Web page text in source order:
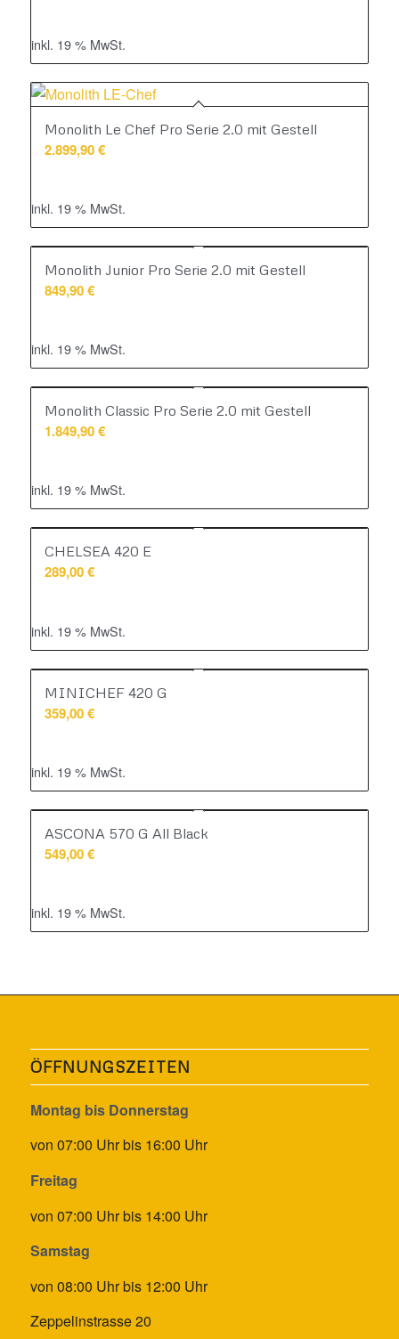
inkl. 19 % MwSt.
Monolith Le Chef Pro Serie 2.0 mit Gestell
2.899,90€
inkl. 19 % MwSt.
Monolith Junior Pro Serie 2.0 mit Gestell
849,90€
inkl. 19 % MwSt.
Monolith Classic Pro Serie 2.0 mit Gestell
1.849,90€
inkl. 19 % MwSt.
CHELSEA 420 E
289,00€
inkl. 19 % MwSt.
MINICHEF 420 G
359,00€
inkl. 19 % MwSt.
ASCONA 570 G All Black
549,00€
inkl. 19 % MwSt.
ÖFFNUNGSZEITEN
Montag bis Donnerstag
von 07:00 Uhr bis 16:00 Uhr
Freitag
von 07:00 Uhr bis 14:00 Uhr
Samstag
von 08:00 Uhr bis 12:00 Uhr
Zeppelinstrasse 20